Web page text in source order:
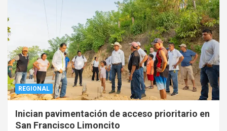
REGIONAL
Inician pavimentación de acceso prioritario en
San Francisco Limoncito